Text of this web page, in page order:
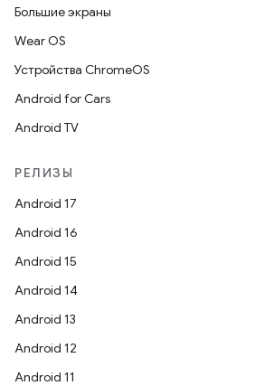
Большие экраны
Wear OS
Устройства ChromeOS
Android for Cars
Android TV
РЕЛИЗЫ
Android 17
Android 16
Android 15
Android 14
Android 13
Android 12
Android 11